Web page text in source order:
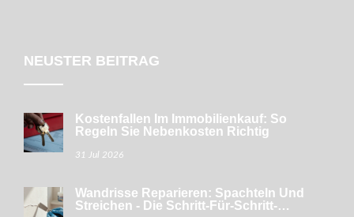
NEUSTER BEITRAG
Kostenfallen Im Immobilienkauf: So
Regeln Sie Nebenkosten Richtig
31 Jul 2026
Wandrisse Reparieren: Spachteln Und
Streichen - Die Schritt-Für-Schritt-